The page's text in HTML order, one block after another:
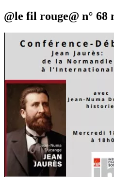
@le fil rouge@ n° 68